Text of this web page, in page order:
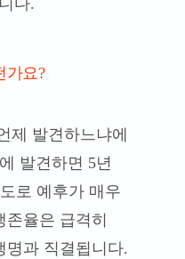
다.
가요?
제 발견하느냐에
발견하면 5년
로 예후가 매우
율은 급격히
명과 직결됩니다.